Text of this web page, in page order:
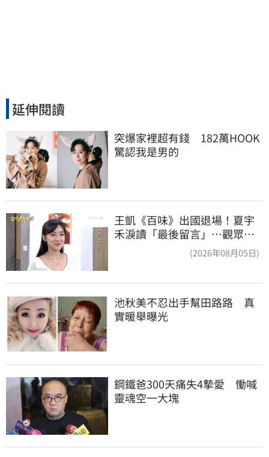
延伸閱讀
突爆家裡超有錢　182萬HOOK
驚認我是男的
王凱《百味》出國退場！夏宇
禾淚讀「最後留言」…觀眾全
(2026年08月05日)
池秋美不忍出手幫田路路　真
實暖舉曝光
鋼鐵爸300天痛失4摯愛　慟喊
靈魂空一大塊